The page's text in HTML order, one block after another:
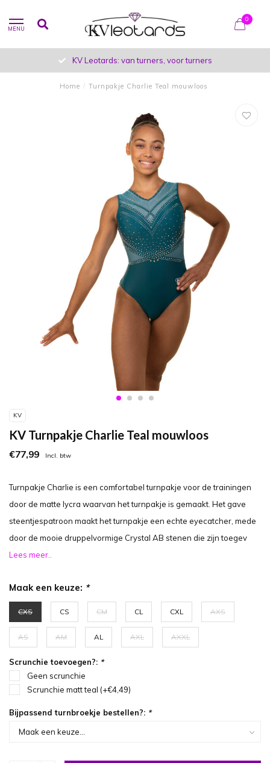
MENU
0
KV Leotards: van turners, voor turners
Home / Turnpakje Charlie Teal mouwloos
KV
KV Turnpakje Charlie Teal mouwloos
€77,99 Incl. btw
Turnpakje Charlie is een comfortabel turnpakje voor de trainingen
door de matte lycra waarvan het turnpakje is gemaakt. Het gave
steentjespatroon maakt het turnpakje een echte eyecatcher, mede
door de mooie druppelvormige Crystal AB stenen die zijn toegev
Lees meer..
Maak een keuze: *
CXS CS CM CL CXL AXS
AS AM AL AXL AXXL
Scrunchie toevoegen?: *
Geen scrunchie
Scrunchie matt teal (+€4,49)
Bijpassend turnbroekje bestellen?: *